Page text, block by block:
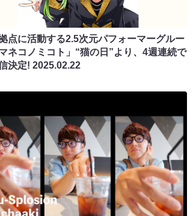
点に活動する2.5次元パフォーマーグルー
ネコノミコト」“猫の日”より、4週連続で
決定!2025.02.22